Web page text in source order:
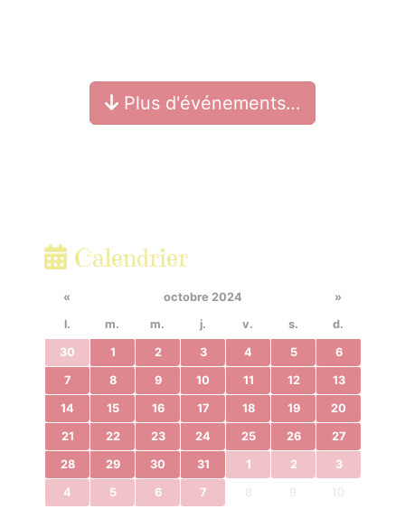
Plus d'événements…
Calendrier
« octobre 2024
»
l.
m. m. j. v. s. d.
30 1 2 3 4 5 6
7 8 9 10 11 12 13
14 15 16 17 18 19 20
21 22 23 24 25 26 27
28 29 30 31 1 2 3
4 5 6 7 8 9 10